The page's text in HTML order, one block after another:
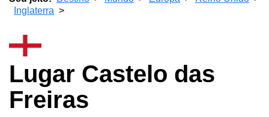
Inglaterra
Lugar Castelo das
Freiras